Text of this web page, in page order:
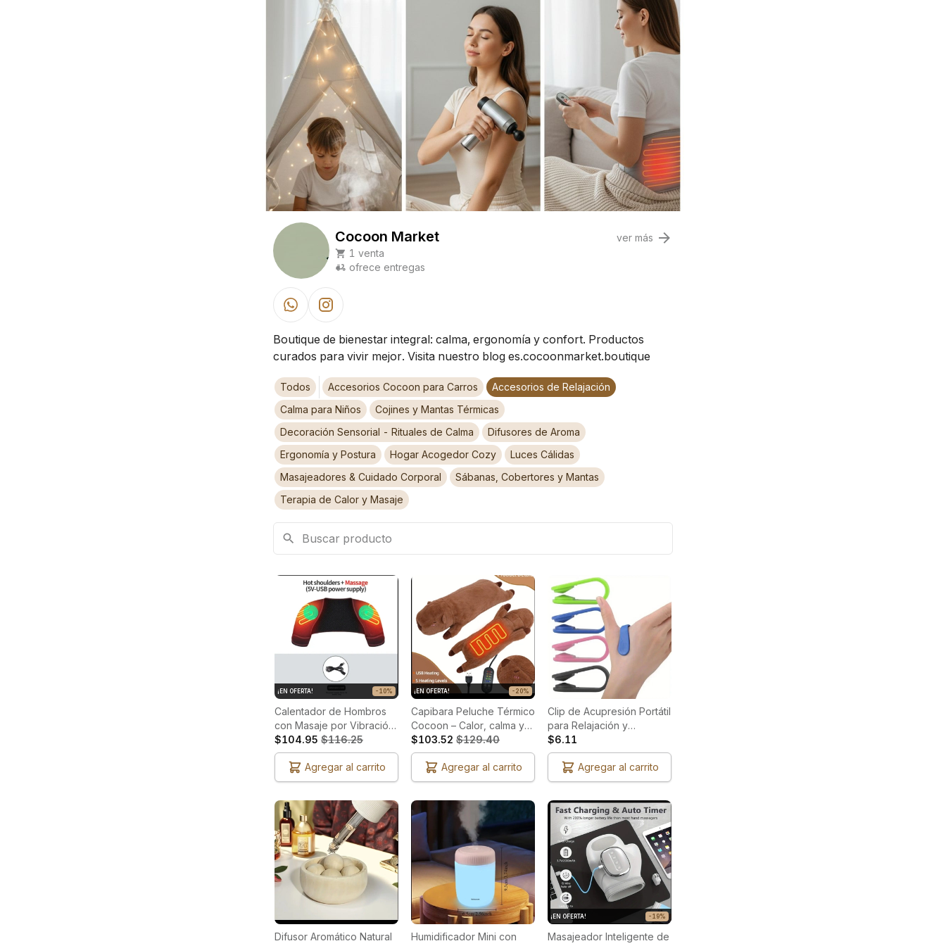
Cocoon Market
ver más
1 venta
ofrece entregas
Boutique de bienestar integral: calma, ergonomía y confort. Productos
curados para vivir mejor. Visita nuestro blog es.cocoonmarket.boutique
Todos Accesorios Cocoon para Carros
Accesorios de Relajación
Calma para Niños
Cojines y Mantas Térmicas
Decoración Sensorial - Rituales de Calma
Difusores de Aroma
Ergonomía y Postura
Hogar Acogedor Cozy
Luces Cálidas
Masajeadores & Cuidado Corporal
Sábanas, Cobertores y Mantas
Terapia de Calor y Masaje
¡EN OFERTA! -10%
Calentador de Hombros
con Masaje por Vibración
– USB (5V)
$104.95 $116.25
Agregar al carrito
¡EN OFERTA! -20%
Capibara Peluche Térmico
Cocoon – Calor, calma y
ternura en un solo abrazo
$103.52 $129.40
Agregar al carrito
Clip de Acupresión Portátil
para Relajación y
Bienestar
$6.11
Agregar al carrito
Difusor Aromático Natural
Humidificador Mini con
¡EN OFERTA! -19%
Masajeador Inteligente de